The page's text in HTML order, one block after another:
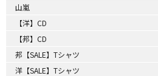
山嵐
【洋】CD
【邦】CD
邦【SALE】Tシャツ
洋【SALE】Tシャツ